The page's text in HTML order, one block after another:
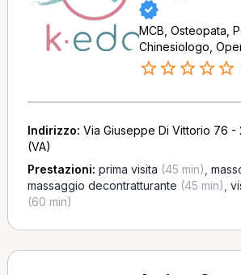
MCB, Osteopata,
Chinesiologo,
Indirizzo: Via Giuseppe Di Vittorio 76 -
(VA)
Prestazioni: prima visita (45 min)
massaggio decontratturante (45 min)
(60 min)